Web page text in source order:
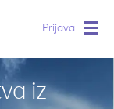
Prijava
iz